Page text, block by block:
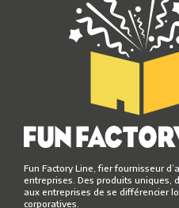
Fun Factory Line, fier fournisseur
entreprises. Des produits uniques,
aux entreprises de se différencier
corporatives.